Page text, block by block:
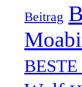
Beitrag